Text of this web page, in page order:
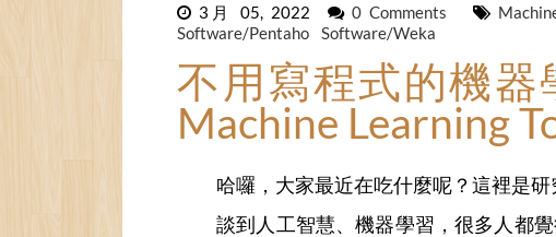
3月 05, 2022 0 Comments
Software/Pentaho
Software/Weka
不用寫程式的機器
Machine Learning
哈囉，大家最近在吃什麼呢？這裡是
談到人工智慧、機器學習，很多人都